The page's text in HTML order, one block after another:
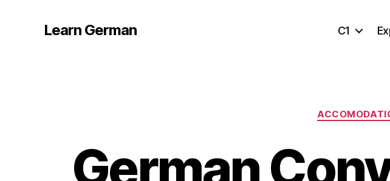
Learn German C1
German